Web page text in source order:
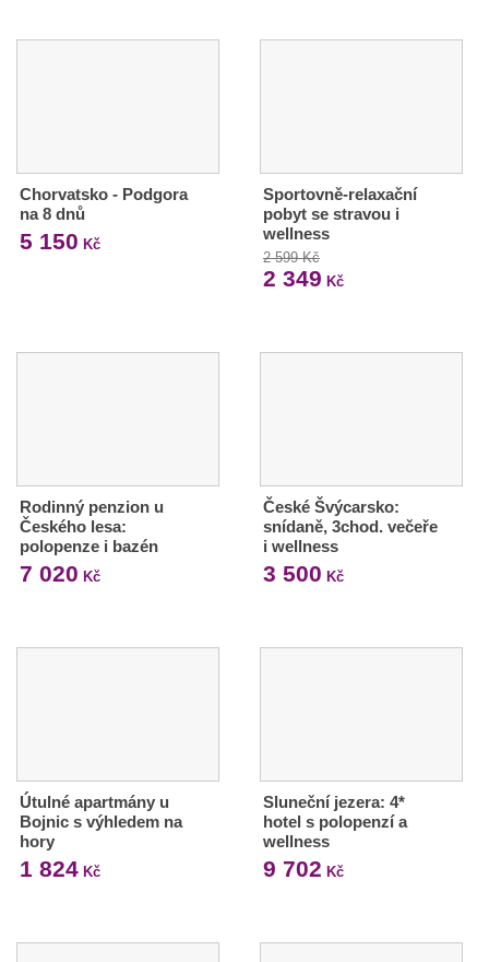
Chorvatsko - Podgora
na 8 dnů
5 150 Kč
Sportovně-relaxační
pobyt se stravou i
wellness
2 599 Kč
2 349 Kč
Rodinný penzion u
Českého lesa:
polopenze i bazén
7 020 Kč
České Švýcarsko:
snídaně, 3chod. večeře
i wellness
3 500 Kč
Útulné apartmány u
Bojnic s výhledem na
hory
1 824 Kč
Sluneční jezera: 4*
hotel s polopenzí a
wellness
9 702 Kč